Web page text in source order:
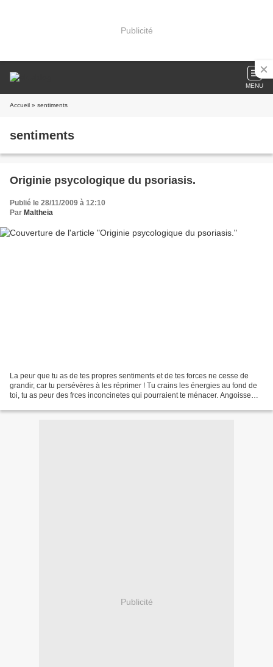
Publicité
MENU
Accueil » sentiments
sentiments
Originie psycologique du psoriasis.
Publié le 28/11/2009 à 12:10
Par Maltheia
La peur que tu as de tes propres sentiments et de tes forces ne cesse de
grandir, car tu persévères à les réprimer ! Tu crains les énergies au fond de
toi, tu as peur des frces inconcinetes qui pourraient te ménacer. Angoisse
Publicité